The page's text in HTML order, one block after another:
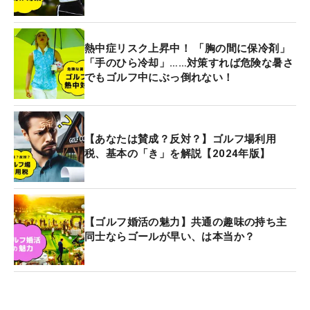
熱中症リスク上昇中！ 「胸の間に保冷剤」
「手のひら冷却」……対策すれば危険な暑さ
でもゴルフ中にぶっ倒れない！
【あなたは賛成？反対？】ゴルフ場利用
税、基本の「き」を解説【2024年版】
【ゴルフ婚活の魅力】共通の趣味の持ち主
同士ならゴールが早い、は本当か？